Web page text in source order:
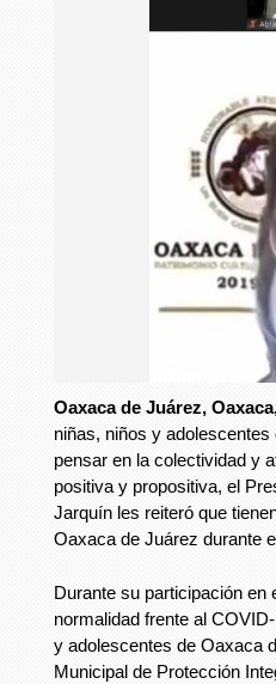
Oaxaca de Juárez,
niñas, niños y
pensar en la colectividad y
positiva y propositiva, el
Jarquín les reiteró que
Oaxaca de Juárez durante
Durante su participación en
normalidad frente al
y adolescentes de Oaxaca
Municipal de Protección